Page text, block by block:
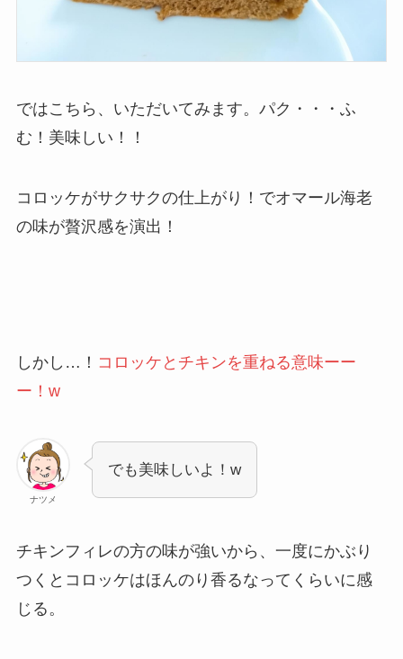
ではこちら、いただいてみます。パク・・・ふ
む！美味しい！！
コロッケがサクサクの仕上がり！でオマール海老
の味が贅沢感を演出！
しかし…！ コロッケとチキンを重ねる意味ーー
ー！w
ナツメ
でも美味しいよ！w
チキンフィレの方の味が強いから、一度にかぶり
つくとコロッケはほんのり香るなってくらいに感
じる。